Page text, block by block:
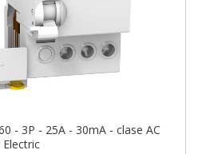
- 3P - 25A - 30mA - clase AC